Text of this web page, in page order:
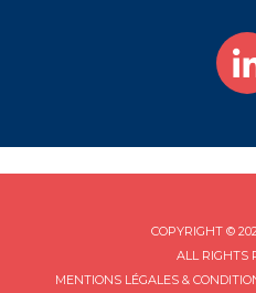
COPYRIGHT ©
ALL RIGHTS
MENTIONS LÉGALES &